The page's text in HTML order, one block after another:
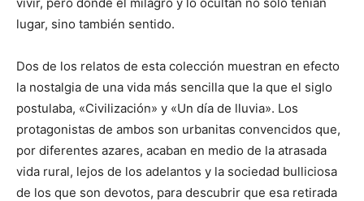
lugar, sino también sentido.
Dos de los relatos de esta colección muestran en efecto
la nostalgia de una vida más sencilla que la que el siglo
postulaba, «Civilización» y «Un día de lluvia». Los
protagonistas de ambos son urbanitas convencidos que,
por diferentes azares, acaban en medio de la atrasada
vida rural, lejos de los adelantos y la sociedad bulliciosa
de los que son devotos, para descubrir que esa retirada